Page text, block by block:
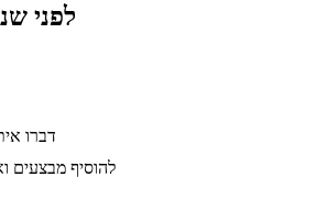
לפני
דברו
להוסיף מבצעים